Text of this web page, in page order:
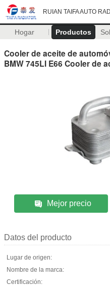
RUIAN TAIFA AUTO
Hogar Productos
Cooler de aceite de
BMW 745LI E66 Cooler de
Mejor precio
Datos del producto
Lugar de origen:
Nombre de la marca:
Certificación: